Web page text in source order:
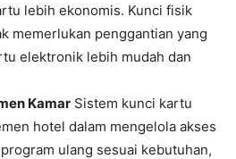
lebih ekonomis. Kunci fisik
memerlukan penggantian yang
elektronik lebih mudah dan
Kamar Sistem kunci kartu
hotel dalam mengelola akses
ulang sesuai kebutuhan,